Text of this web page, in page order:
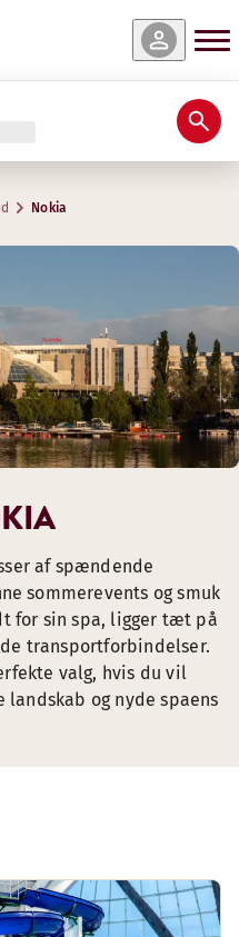
Nokia
af spændende
sommerevents og smuk
for sin spa, ligger tæt på
transportforbindelser.
valg, hvis du vil
og nyde spaens